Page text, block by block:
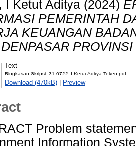
I Ketut Aditya (2024)
PEMERINTAH
KEUANGAN
DENPASAR
Text
Ringkasan Skripsi_31.0722_I Ketut Aditya Teken.pdf
Download (470kB) | Preview
Problem
Information